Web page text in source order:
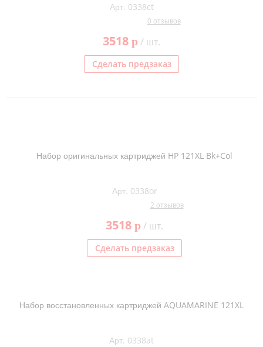
Арт. 0338ct
0 отзывов
3518 p/ шт.
Сделать предзаказ
Набор оригинальных картриджей HP 121XL Bk+Col
Арт. 0338or
2 отзывов
3518 p/ шт.
Сделать предзаказ
Набор восстановленных картриджей AQUAMARINE 121XL
Арт. 0338at